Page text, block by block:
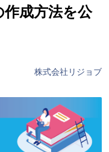
作成方法を公
株式会社リジョブ